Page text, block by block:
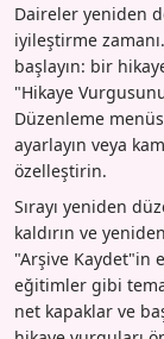
Daireler yeniden
iyileştirme
başlayın: bir
"Hikaye
Düzenleme
ayarlayın veya
özelleştirin.
Sırayı yeniden
kaldırın ve
"Arşive Kaydet"in
eğitimler gibi
net kapaklar ve